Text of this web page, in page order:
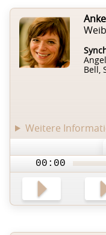
Bell,
Weitere
00:00